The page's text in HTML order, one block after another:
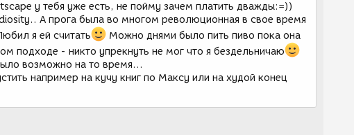
у тебя уже есть, не пойму зачем платить дважды:=))
А прога была во многом революционная в свое время
я ей считать
Можно днями было пить пиво пока она
подходе - никто упрекнуть не мог что я бездельничаю
возможно на то время...
например на кучу книг по Максу или на худой конец